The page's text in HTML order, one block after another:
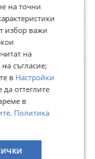
- ЕООД
2014г.
на точни
избор важи
на
съгласие;
в Настройки
оттеглите
в
. Политика